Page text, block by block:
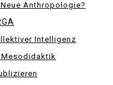
Anthropologie?
Intelligenz